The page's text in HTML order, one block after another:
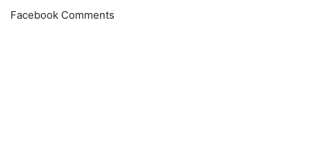
Facebook Comments